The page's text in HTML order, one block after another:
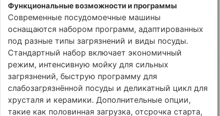
Функциональные возможности и программы
Современные посудомоечные машины
оснащаются набором программ, адаптированных
под разные типы загрязнений и виды посуды.
Стандартный набор включает экономичный
режим, интенсивную мойку для сильных
загрязнений, быструю программу для
слабозагрязнённой посуды и деликатный цикл для
хрусталя и керамики. Дополнительные опции,
такие как половинная загрузка, отсрочка старта,